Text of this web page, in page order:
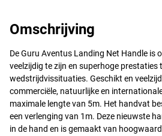
Omschrijving
De Guru Aventus Landing Net Handle is
veelzijdig te zijn en superhoge prestaties
wedstrijdvissituaties. Geschikt en
commerciële, natuurlijke en
maximale lengte van 5m. Het handvat
een verlenging van 1m. Deze nieuwste
in de hand en is gemaakt van